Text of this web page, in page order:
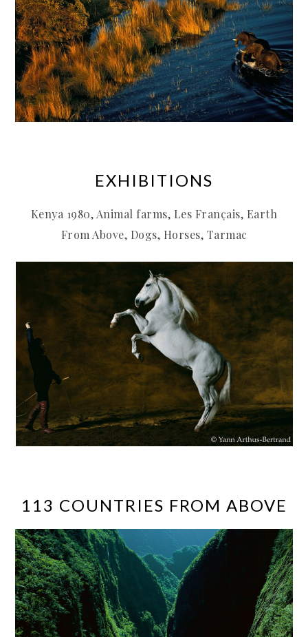
EXHIBITIONS
Kenya 1980, Animal farms, Les Français, Earth
From Above, Dogs, Horses, Tarmac
113 COUNTRIES FROM ABOVE